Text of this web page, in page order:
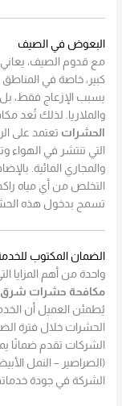
البعوض في الصيف
مع قدوم الصيف،
كبير، خاصة في المناطق
يسبب الإزعاج فقط،
والملاريا. لذلك تُعد
الحشرات
التي تنتشر في الهواء
والمجاري المائية.
التخلص من أي مياه
تسمح بدخول هذه
الضمان المكتوب
واحدة من أهم المزايا
مكافحة حشرات شرق
يُطمئن العميل أن
الحشرات خلال فترة
(الصراصير – النمل
الشركة في جودة